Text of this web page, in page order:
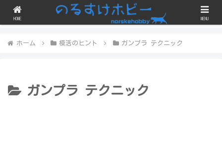
ガンプラのスジボリや改修・改造にチェレンジしつつ、完成品を晒すブログで
す！
ホーム 模活のヒント ガンプラ テクニック
ガンプラ テクニック
HOME MENU